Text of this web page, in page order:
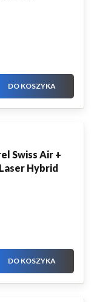
DO KOSZYKA
Swiss Air +
Hybrid
DO KOSZYKA